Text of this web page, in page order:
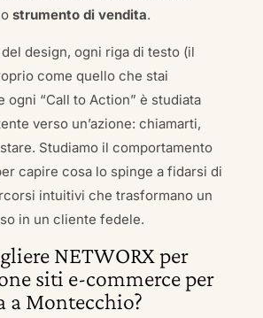
strumento di vendita.
design, ogni riga di testo (il
come quello che stai
ogni “Call to Action” è studiata
verso un’azione: chiamarti,
Studiamo il comportamento
capire cosa lo spinge a fidarsi di
intuitivi che trasformano un
in un cliente fedele.
NETWORX per
siti e-commerce per
a Montecchio?